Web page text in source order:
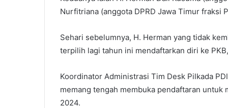
Nurfitriana (anggota DPRD Jawa Timur fraksi
Sehari sebelumnya, H. Herman yang tidak
terpilih lagi tahun ini mendaftarkan diri ke
Koordinator Administrasi Tim Desk Pilkada
memang tengah membuka pendaftaran
2024.